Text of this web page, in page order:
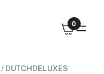
0
/ DUTCHDELUXES